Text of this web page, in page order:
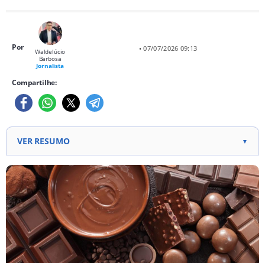
Por
Waldelúcio
Barbosa
Jornalista
• 07/07/2026 09:13
Compartilhe:
VER RESUMO ▼
Dia Mundial do Chocolate é celebrado com alerta
sobre produtos que não são verdadeiros.
Legislação brasileira exige pelo menos 35% de
sólidos de cacau para chamar de chocolate.
Chocolates de qualidade têm poucos ingredientes e
cacau em primeiro lugar na lista.